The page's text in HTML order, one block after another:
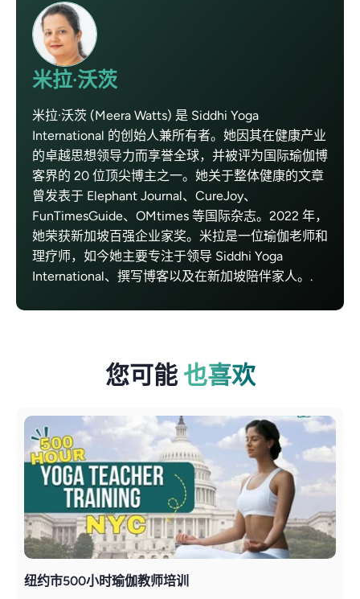
米拉·沃茨
米拉·沃茨 (Meera Watts) 是 Siddhi Yoga
International 的创始人兼所有者。她因其在健康产业
的卓越思想领导力而享誉全球，并被评为国际瑜伽博
客界的 20 位顶尖博主之一。她关于整体健康的文章
曾发表于 Elephant Journal、CureJoy、
FunTimesGuide、OMtimes 等国际杂志。2022 年，
她荣获新加坡百强企业家奖。米拉是一位瑜伽老师和
理疗师，如今她主要专注于领导 Siddhi Yoga
International、撰写博客以及在新加坡陪伴家人。.
您可能 也喜欢
纽约市500小时瑜伽教师培训